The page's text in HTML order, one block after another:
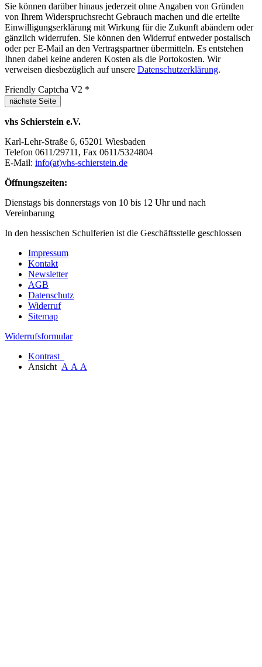
Sie können darüber hinaus jederzeit ohne Angaben von Gründen
von Ihrem Widerspruchsrecht Gebrauch machen und die erteilte
Einwilligungserklärung mit Wirkung für die Zukunft abändern oder
gänzlich widerrufen. Sie können den Widerruf entweder postalisch
oder per E-Mail an den Vertragspartner übermitteln. Es entstehen
Ihnen dabei keine anderen Kosten als die Portokosten. Wir
verweisen diesbezüglich auf unsere Datenschutzerklärung.
Friendly Captcha V2 *
nächste Seite
vhs Schierstein e.V.
Karl-Lehr-Straße 6, 65201 Wiesbaden
Telefon 0611/29711, Fax 0611/5324804
E-Mail: info(at)vhs-schierstein.de
Öffnungszeiten:
Dienstags bis donnerstags von 10 bis 12 Uhr und nach
Vereinbarung
In den hessischen Schulferien ist die Geschäftsstelle geschlossen
Impressum
Kontakt
Newsletter
AGB
Datenschutz
Widerruf
Sitemap
Widerrufsformular
Kontrast
Ansicht A A A